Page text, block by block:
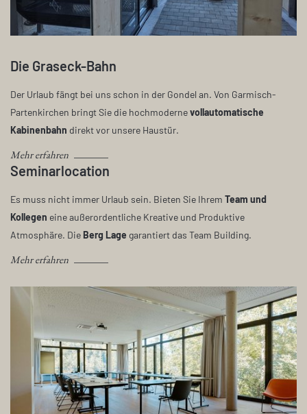
Die Graseck-Bahn
Der Urlaub fängt bei uns schon in der Gondel an. Von Garmisch-
Partenkirchen bringt Sie die hochmodernevollautomatische
Kabinenbahn direkt vor unsere Haustür.
Mehr erfahren
Seminarlocation
Es muss nicht immer Urlaub sein. Bieten Sie Ihrem Team und
Kollegen eine außerordentliche Kreative und Produktive
Atmosphäre. Die Berg Lage garantiert das Team Building.
Mehr erfahren